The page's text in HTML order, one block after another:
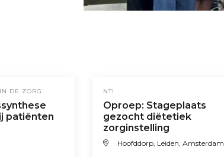
DE ZORG
patiënten
NTI
Oproep: Stageplaats
gezocht diëtetiek
zorginstelling
Hoofddorp, Leiden, Amsterdam